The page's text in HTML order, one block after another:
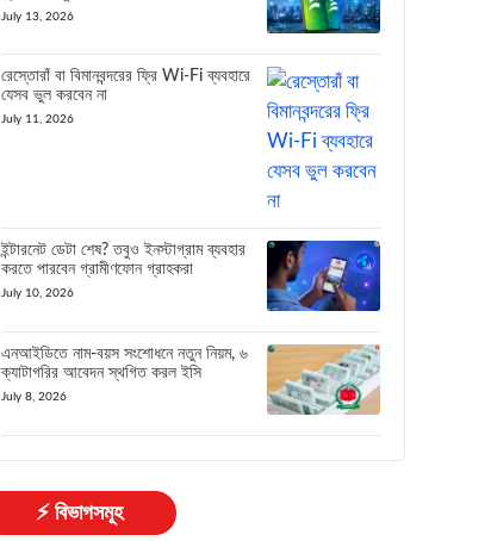
July 13, 2026
রেস্তোরাঁ বা বিমানবন্দরের ফ্রি Wi-Fi ব্যবহারে
যেসব ভুল করবেন না
July 11, 2026
ইন্টারনেট ডেটা শেষ? তবুও ইনস্টাগ্রাম ব্যবহার
করতে পারবেন গ্রামীণফোন গ্রাহকরা
July 10, 2026
এনআইডিতে নাম-বয়স সংশোধনে নতুন নিয়ম, ৬
ক্যাটাগরির আবেদন স্থগিত করল ইসি
July 8, 2026
⚡ বিভাগসমূহ